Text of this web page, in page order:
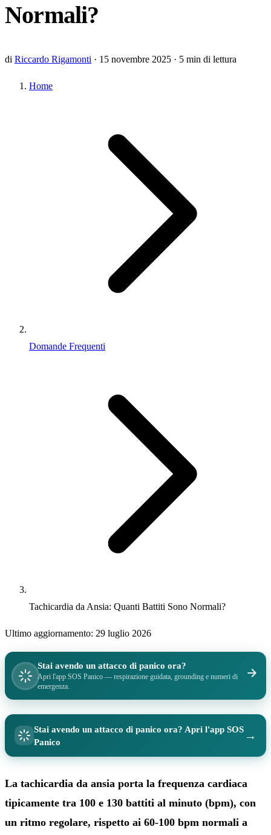
Normali?
di Riccardo Rigamonti · 15 novembre 2025 · 5 min di lettura
Home
Domande Frequenti
Tachicardia da Ansia: Quanti Battiti Sono Normali?
Ultimo aggiornamento: 29 luglio 2026
Stai avendo un attacco di panico ora?
Apri l'app SOS Panico — respirazione guidata, grounding e numeri di
emergenza.
Stai avendo un attacco di panico ora? Apri l'app SOS
Panico
→
La tachicardia da ansia porta la frequenza cardiaca
tipicamente tra 100 e 130 battiti al minuto (bpm), con
un ritmo regolare, rispetto ai 60-100 bpm normali a